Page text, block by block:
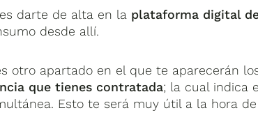
darte de alta en la plataforma digital
desde allí.
otro apartado en el que te aparecerán
que tienes contratada; la cual indica
Esto te será muy útil a la hora de